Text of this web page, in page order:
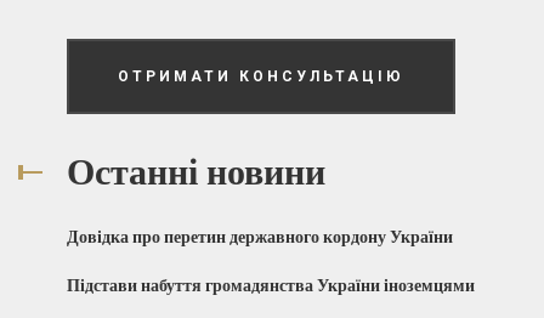
ОТРИМАТИ КОНСУЛЬТАЦІЮ
Останні новини
Довідка про перетин державного кордону України
Підстави набуття громадянства України іноземцями